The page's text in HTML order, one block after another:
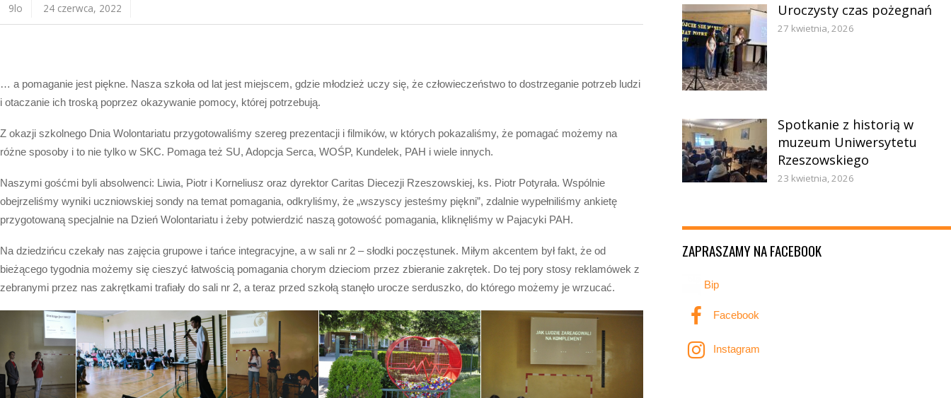
9lo 24 czerwca, 2022
… a pomaganie jest piękne. Nasza szkoła od lat jest miejscem, gdzie młodzież uczy się, że człowieczeństwo to dostrzeganie potrzeb ludzi
i otaczanie ich troską poprzez okazywanie pomocy, której potrzebują.
Z okazji szkolnego Dnia Wolontariatu przygotowaliśmy szereg prezentacji i filmików, w których pokazaliśmy, że pomagać możemy na
różne sposoby i to nie tylko w SKC. Pomaga też SU, Adopcja Serca, WOŚP, Kundelek, PAH i wiele innych.
Naszymi gośćmi byli absolwenci: Liwia, Piotr i Korneliusz oraz dyrektor Caritas Diecezji Rzeszowskiej, ks. Piotr Potyrała. Wspólnie
obejrzeliśmy wyniki uczniowskiej sondy na temat pomagania, odkryliśmy, że „wszyscy jesteśmy piękni”, zdalnie wypełniliśmy ankietę
przygotowaną specjalnie na Dzień Wolontariatu i żeby potwierdzić naszą gotowość pomagania, kliknęliśmy w Pajacyki PAH.
Na dziedzińcu czekały nas zajęcia grupowe i tańce integracyjne, a w sali nr 2 – słodki poczęstunek. Miłym akcentem był fakt, że od
bieżącego tygodnia możemy się cieszyć łatwością pomagania chorym dzieciom przez zbieranie zakrętek. Do tej pory stosy reklamówek z
zebranymi przez nas zakrętkami trafiały do sali nr 2, a teraz przed szkołą stanęło urocze serduszko, do którego możemy je wrzucać.
Uroczysty czas pożegnań
27 kwietnia, 2026
Spotkanie z historią w
muzeum Uniwersytetu
Rzeszowskiego
23 kwietnia, 2026
ZAPRASZAMY NA FACEBOOK
Bip
Facebook
Instagram